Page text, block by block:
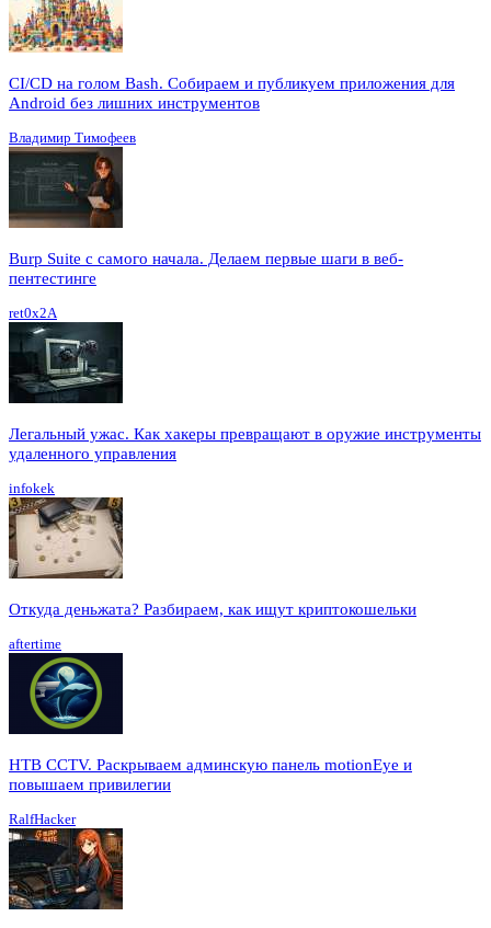
CI/CD на голом Bash. Собираем и публикуем приложения для
Android без лишних инструментов
Владимир Тимофеев
Burp Suite с самого начала. Делаем первые шаги в веб-
пентестинге
ret0x2A
Легальный ужас. Как хакеры превращают в оружие инструменты
удаленного управления
infokek
Откуда деньжата? Разбираем, как ищут криптокошельки
aftertime
HTB CCTV. Раскрываем админскую панель motionEye и
повышаем привилегии
RalfHacker